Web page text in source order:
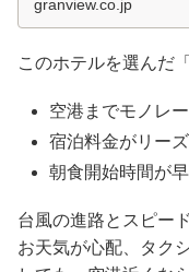
granview.co.jp
このホテルを選んだ
空港までモノレ
宿泊料金がリー
朝食開始時間が
台風の進路とスピー
お天気が心配、タク